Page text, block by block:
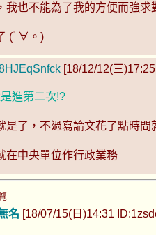
我也不能為了我的方便而強求
(ﾟ∀。)
[18/12/12(三
進第二次!?
是了，不過寫論文花了點時
在中央單位作行政業務
名 [18/07/15(日)14:31